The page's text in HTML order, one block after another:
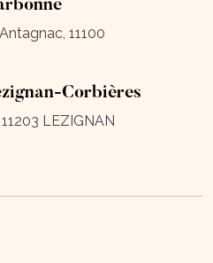
11100
Corbières
LEZIGNAN